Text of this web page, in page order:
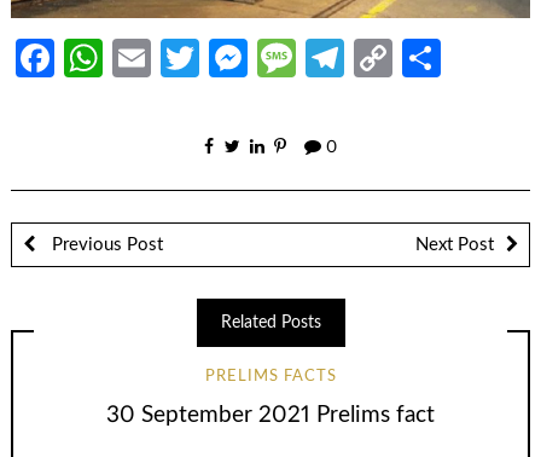
Facebook
WhatsApp
EmailTwitter
Messenger
Message
Telegram
Copy
0
Previous Post Next Post
Related Posts
PRELIMS FACTS
30 September 2021 Prelims fact